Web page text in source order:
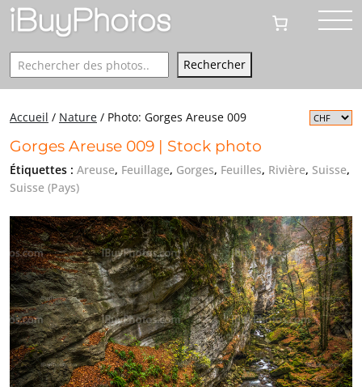
Rechercher Rechercher
Accueil / Nature / Photo: Gorges Areuse 009
Gorges Areuse 009 | Stock photo
Étiquettes : Areuse, Feuillage, Gorges, Feuilles, Rivière, Suisse,
Suisse (Pays)